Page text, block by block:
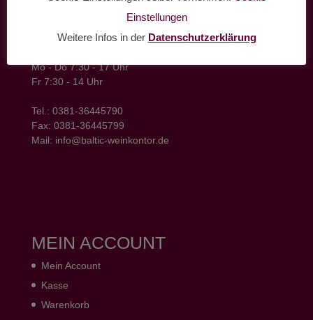
18182 Bentwisch
Mo - Do 7:30 - 17 Uhr
Fr 7:30 - 14 Uhr
Tel.: 0381-36445790
Fax: 0381-36445799
Mail: info@baltic-weinkontor.de
MEIN ACCOUNT
Mein Account
Kasse
Warenkorb
Einstellungen
Weitere Infos in der Datenschutzerklärung